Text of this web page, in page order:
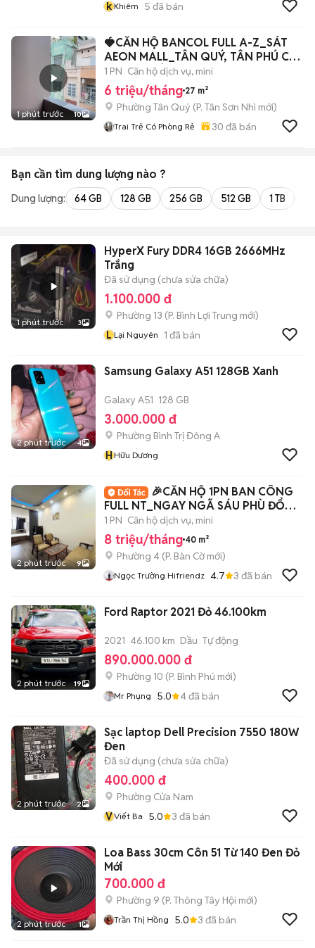
k Khiêm 5 đã bán
1 phút trước 10
🍓CĂN HỘ BANCOL FULL A-Z_SÁT
AEON MALL_TÂN QUÝ, TÂN PHÚ CÓ
THANG MÁY
1 PN Căn hộ dịch vụ, mini
6 triệu/tháng 27 m²
Phường Tân Quý (P. Tân Sơn Nhì mới)
Trai Trẻ Có Phòng Rẻ 30 đã bán
Bạn cần tìm dung lượng nào ?
Dung lượng: 64 GB 128 GB 256 GB 512 GB 1 TB
1 phút trước 3
HyperX Fury DDR4 16GB 2666MHz
Trắng
Đã sử dụng (chưa sửa chữa)
1.100.000 đ
Phường 13 (P. Bình Lợi Trung mới)
L Lại Nguyên 1 đã bán
2 phút trước 4
Samsung Galaxy A51 128GB Xanh
Galaxy A51 128 GB
3.000.000 đ
Phường Bình Trị Đông A
HHữu Dương
2 phút trước 9
🎉CĂN HỘ 1PN BAN CÔNG
FULL NT_NGAY NGÃ SÁU PHÙ ĐỔNG
Q1
1 PN Căn hộ dịch vụ, mini
8 triệu/tháng 40 m²
Phường 4 (P. Bàn Cờmới)
Ngọc Trường Hifriendz 4.7 3 đã bán
2 phút trước 19
Ford Raptor 2021 Đỏ 46.100km
2021 46.100 km Dầu Tự động
890.000.000 đ
Phường 10 (P. Bình Phú mới)
Mr Phụng 5.0 4đã bán
2 phút trước 2
Sạc laptop Dell Precision 7550 180W
Đen
Đã sử dụng (chưa sửa chữa)
400.000 đ
Phường Cửa Nam
VViết Ba 5.0 3 đã bán
2 phút trước 1
Loa Bass 30cm Côn 51 Từ 140 Đen Đỏ
Mới
700.000 đ
Phường 9 (P. Thông Tây Hội mới)
Trần Thị Hồng 5.0 3 đã bán